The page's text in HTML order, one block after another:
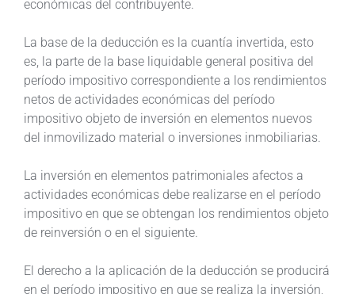
económicas del contribuyente.
La base de la deducción es la cuantía invertida, esto
es, la parte de la base liquidable general positiva del
período impositivo correspondiente a los rendimientos
netos de actividades económicas del período
impositivo objeto de inversión en elementos nuevos
del inmovilizado material o inversiones inmobiliarias.
La inversión en elementos patrimoniales afectos a
actividades económicas debe realizarse en el período
impositivo en que se obtengan los rendimientos objeto
de reinversión o en el siguiente.
El derecho a la aplicación de la deducción se producirá
en el período impositivo en que se realiza la inversión,